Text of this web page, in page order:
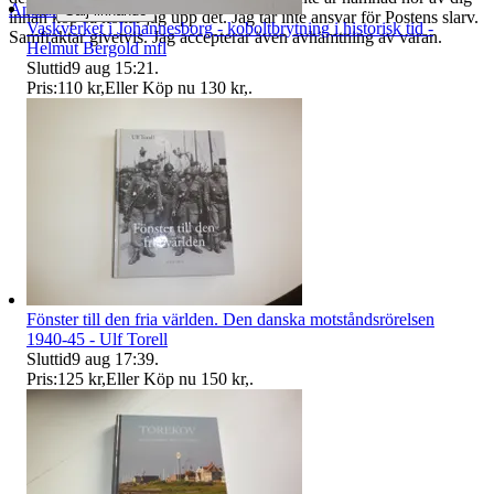
innan köp så kollar jag upp det. Jag tar inte ansvar för Postens slarv.
Samfraktar givetvis. Jag accepterar även avhämtning av varan.
Anmäl Sälj liknande
Vaskverket i Johannesborg - koboltbrytning i historisk tid -
Helmut Bergold mfl
Sluttid9 aug 15:21 .
Pris:110 kr,Eller Köp nu 130 kr,.
Fönster till den fria världen. Den danska motståndsrörelsen
1940-45 - Ulf Torell
Sluttid9 aug 17:39.
Pris:125 kr,Eller Köp nu 150 kr,.